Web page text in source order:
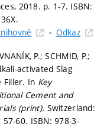
2018. p. 1-7. ISBN:
Odkaz
P.; SCHMID, P.;
activated Slag
Filler. In Key
Cement and
(print). Switzerland:
57-60. ISBN: 978-3-